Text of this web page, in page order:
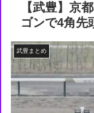
【武豊】京
ゴンで4角先
武豊まとめ